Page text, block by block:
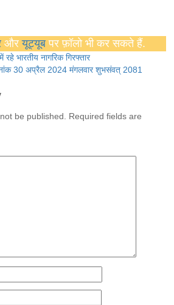
औरयूट्यूब पर फ़ॉलो भी कर सकते हैं.
रहे भारतीय नागरिक गिरफ्तार
30 अप्रैल 2024 मंगलवार शुभसंवत् 2081
be published.
Required fields are